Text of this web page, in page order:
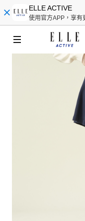
ELLE ACTIVE
使用官方APP，享有